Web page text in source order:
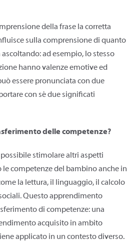
della frase la corretta
sulla comprensione di quanto
ad esempio, lo stesso
hanno valenze emotive ed
essere pronunciata con due
con sé due significati
delle competenze?
stimolare altri aspetti
competenze del bambino anche in
la lettura, il linguaggio, il calcolo
Questo apprendimento
di competenze: una
acquisito in ambito
applicato in un contesto diverso.